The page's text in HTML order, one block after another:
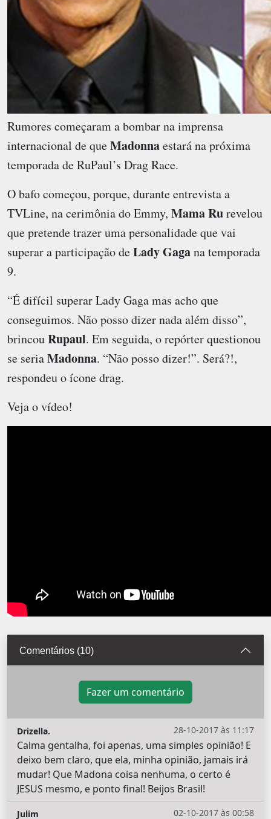
Rumores começaram a bombar na imprensa
internacional de queMadonnaestará na próxima
temporada de RuPaul’s Drag Race.
O bafo começou, porque, durante entrevista a
TVLine, na cerimônia do Emmy, Mama Rurevelou
que pretende trazer uma personalidade que vai
superar a participação deLady Gagana temporada
9.
“É difícil superar Lady Gaga mas acho que
conseguimos. Não posso dizer nada além disso”,
brincouRupaul. Em seguida, o repórter questionou
se seriaMadonna. “Não posso dizer!”. Será?!,
respondeu o ícone drag.
Veja o vídeo!
Comentários (10)
Fazer um comentário
28-10-2017 às 11:17
Drizella.
Calma gentalha, foi apenas, uma simples opinião! E
deixo bem claro, que ela, minha opinião, jamais irá
mudar! Que Madona coisa nenhuma, o certo é
JESUS mesmo, e ponto final! Beijos Brasil!
02-10-2017 às 00:58
Julim